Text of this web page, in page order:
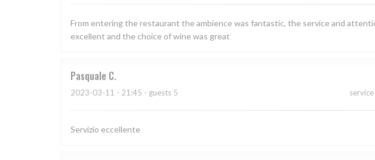
From entering the restaurant the ambience was fantastic, the service and
excellent and the choice of wine was great
Pasquale C
2023-03-11 - 21:45 - guests 5 service
Servizio eccellente